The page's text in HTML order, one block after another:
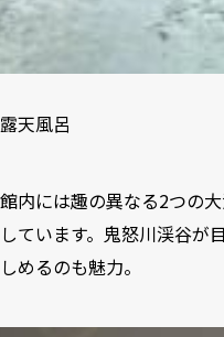
露天風呂
館内には趣の異なる2つの
しています。鬼怒川渓谷が
しめるのも魅力。